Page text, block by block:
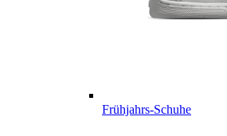
Frühjahrs-Schuhe